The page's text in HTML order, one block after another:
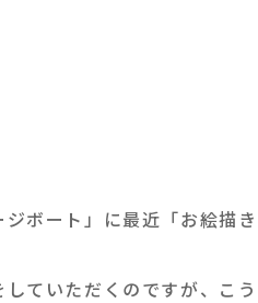
ボート」に最近「お絵描
ていただくのですが、こ